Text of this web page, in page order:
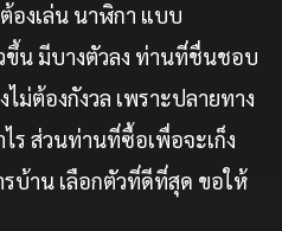
องเล่น นาฬิกา แบบ
ขึ้น มีบางตัวลง ท่านที่ชื่นชอบ
ม่ต้องกังวล เพราะปลายทาง
ร ส่วนท่านที่ซื้อเพื่อจะเก็ง
บ้าน เลือกตัวที่ดีที่สุด ขอให้